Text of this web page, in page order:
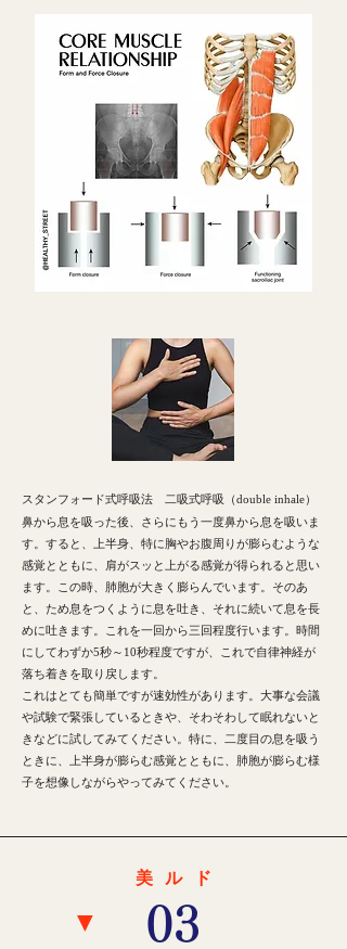
​スタンフォード式呼吸法 二吸式呼吸（double inhale）
鼻から息を吸った後、さらにもう一度鼻から息を吸いま
す。すると、上半身、特に胸やお腹周りが膨らむような
感覚とともに、肩がスッと上がる感覚が得られると思い
ます。この時、肺胞が大きく膨らんでいます。そのあ
と、ため息をつくように息を吐き、それに続いて息を長
めに吐きます。これを一回から三回程度行います。時間
にしてわずか5秒～10秒程度ですが、これで自律神経が
落ち着きを取り戻します。
これはとても簡単ですが速効性があります。大事な会議
や試験で緊張しているときや、そわそわして眠れないと
きなどに試してみてください。特に、二度目の息を吸う
ときに、上半身が膨らむ感覚とともに、肺胞が膨らむ様
子を想像しながらやってみてください。
▼ ​03
美ル ド